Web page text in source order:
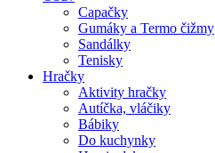
Capačky
Gumáky a Termo čižmy
Sandálky
Tenisky
Hračky
Aktivity hračky
Autíčka, vláčiky
Bábiky
Do kuchynky